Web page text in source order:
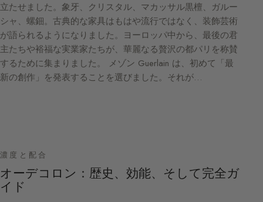
立たせました。象牙、クリスタル、マカッサル黒檀、ガルー
シャ、螺鈿。古典的な家具はもはや流行ではなく、装飾芸術
が語られるようになりました。ヨーロッパ中から、最後の君
主たちや裕福な実業家たちが、華麗なる贅沢の都パリを称賛
するために集まりました。 メゾン Guerlain は、初めて「最
新の創作」を発表することを選びました。それが…
濃度と配合
オーデコロン：歴史、効能、そして完全ガ
イド